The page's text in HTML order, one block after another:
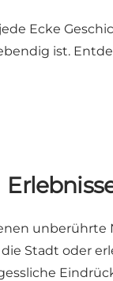
Ecke
ist.
Stadt oder